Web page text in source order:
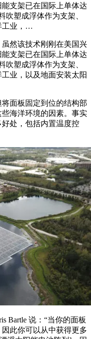
支架已在国际上单体达
吹塑成浮体作为支架、
工业，…
然该技术刚刚在美国兴
支架已在国际上单体达
吹塑成浮体作为支架、
业，以及地面安装太阳
面板固定到位的结构部
海洋环境的因素。事实
好处，包括内置温度控
Bartle 说：“当你的面板
此你可以从中获得更多